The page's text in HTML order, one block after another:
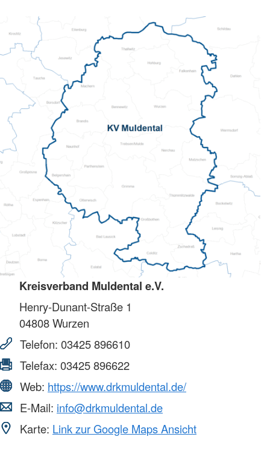
Kreisverband Muldental e.V.
Henry-Dunant-Straße 1
04808Wurzen
Telefon: 03425 896610
Telefax: 03425 896622
Web: https://www.drkmuldental.de/
E-Mail: info@drkmuldental.de
Karte: Link zur Google Maps Ansicht